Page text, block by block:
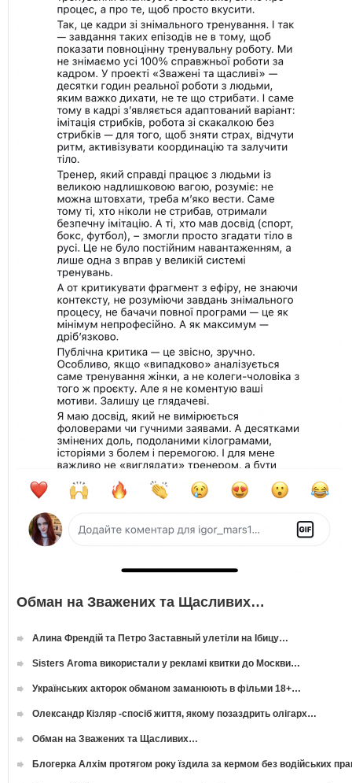
Обман на Зважених та Щасливих…
Алина Френдій та Петро Заставный улетіли на Ібицу…
Sisters Aroma використали у рекламі квитки до Москви…
Українських акторок обманом заманюють в фільми 18+…
Олександр Кізляр -спосіб життя, якому позаздрить олігарх…
Обман на Зважених та Щасливих…
Блогерка Алхім протягом року їздила за кермом без водійських